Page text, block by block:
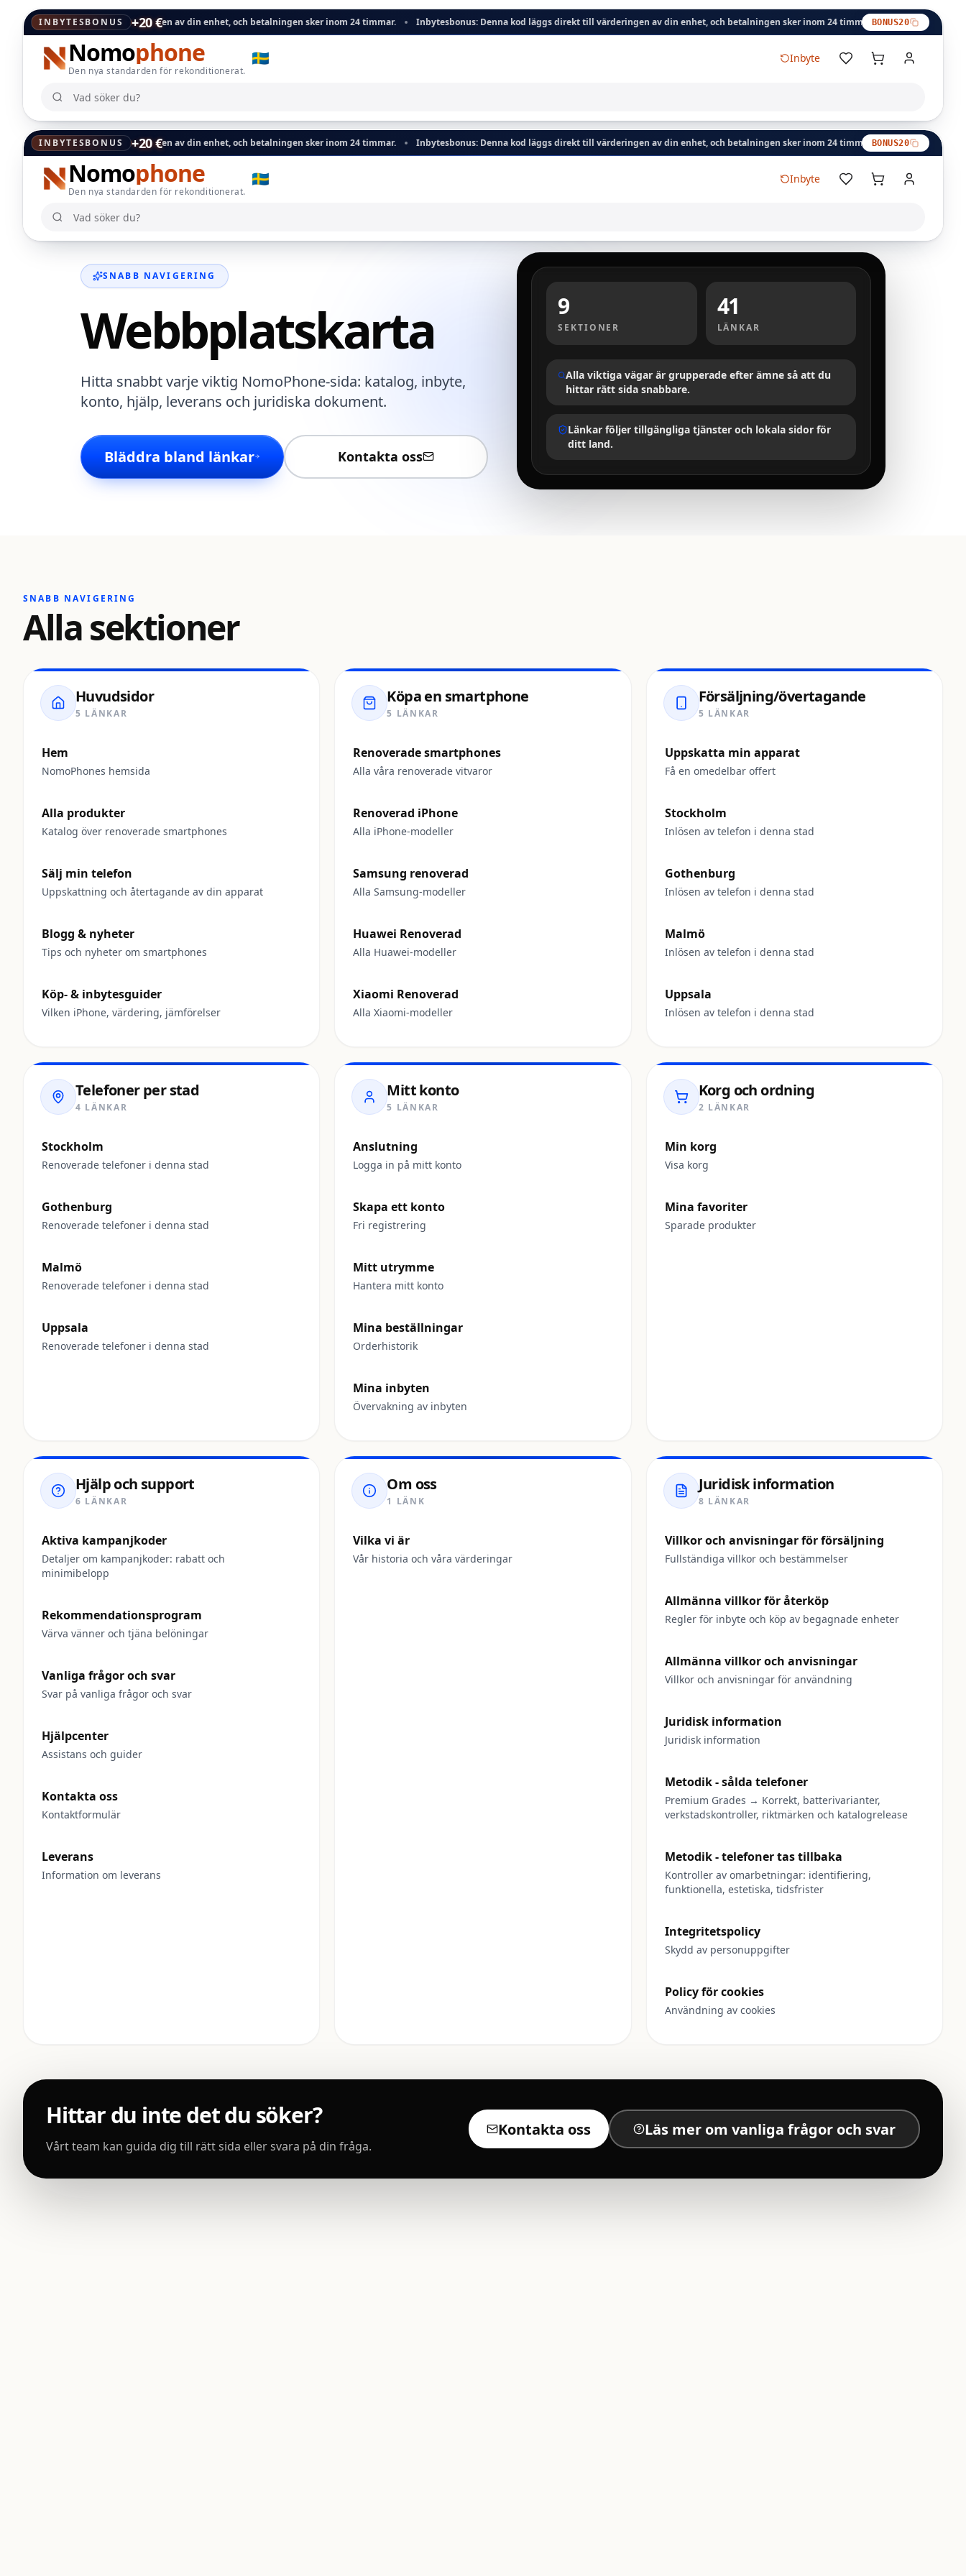
INBYTESBONUS +20 €
direkt till värderingen av din enhet, och betalningen sker inom 24 timmar. Inbytesbonus: Denna kod läggs direkt till värderingen av din enhet, och betalningen sker inom 24 timmar. Inbytesbonus: Denna kod
BONUS20
Nomophone
Den nya standarden för rekonditionerat.
🇸🇪 Inbyte
Vad söker du?
Vad söker du?
INBYTESBONUS +20 €
direkt till värderingen av din enhet, och betalningen sker inom 24 timmar. Inbytesbonus: Denna kod läggs direkt till värderingen av din enhet, och betalningen sker inom 24 timmar. Inbytesbonus: Denna kod
BONUS20
Nomophone
Den nya standarden för rekonditionerat.
🇸🇪 Inbyte
Varukorg
Vad söker du?
Vad söker du?
SNABB NAVIGERING
Webbplatskarta
Hitta snabbt varje viktig NomoPhone-sida: katalog, inbyte,
konto, hjälp, leverans och juridiska dokument.
Bläddra bland länkar Kontakta oss
9
SEKTIONER
41
LÄNKAR
Alla viktiga vägar är grupperade efter ämne så att du
hittar rätt sida snabbare.
Länkar följer tillgängliga tjänster och lokala sidor för
ditt land.
SNABB NAVIGERING
Alla sektioner
Huvudsidor
5 LÄNKAR
Hem
NomoPhones hemsida
Alla produkter
Katalog över renoverade smartphones
Sälj min telefon
Uppskattning och återtagande av din apparat
Blogg & nyheter
Tips och nyheter om smartphones
Köp- & inbytesguider
Vilken iPhone, värdering, jämförelser
Köpa en smartphone
5 LÄNKAR
Renoverade smartphones
Alla våra renoverade vitvaror
Renoverad iPhone
Alla iPhone-modeller
Samsung renoverad
Alla Samsung-modeller
Huawei Renoverad
Alla Huawei-modeller
Xiaomi Renoverad
Alla Xiaomi-modeller
Försäljning/övertagande
5 LÄNKAR
Uppskatta min apparat
Få en omedelbar offert
Stockholm
Inlösen av telefon i denna stad
Gothenburg
Inlösen av telefon i denna stad
Malmö
Inlösen av telefon i denna stad
Uppsala
Inlösen av telefon i denna stad
Telefoner per stad
4 LÄNKAR
Stockholm
Renoverade telefoner i denna stad
Gothenburg
Renoverade telefoner i denna stad
Malmö
Renoverade telefoner i denna stad
Uppsala
Renoverade telefoner i denna stad
Mitt konto
5 LÄNKAR
Anslutning
Logga in på mitt konto
Skapa ett konto
Fri registrering
Mitt utrymme
Hantera mitt konto
Mina beställningar
Orderhistorik
Mina inbyten
Övervakning av inbyten
Korg och ordning
2 LÄNKAR
Min korg
Visa korg
Mina favoriter
Sparade produkter
Hjälp och support
6 LÄNKAR
Aktiva kampanjkoder
Detaljer om kampanjkoder: rabatt och
minimibelopp
Rekommendationsprogram
Värva vänner och tjäna belöningar
Vanliga frågor och svar
Svar på vanliga frågor och svar
Hjälpcenter
Assistans och guider
Kontakta oss
Kontaktformulär
Leverans
Information om leverans
Om oss
1 LÄNK
Vilka vi är
Vår historia och våra värderingar
Juridisk information
8 LÄNKAR
Villkor och anvisningar för försäljning
Fullständiga villkor och bestämmelser
Allmänna villkor för återköp
Regler för inbyte och köp av begagnade enheter
Allmänna villkor och anvisningar
Villkor och anvisningar för användning
Juridisk information
Juridisk information
Metodik - sålda telefoner
Premium Grades → Korrekt, batterivarianter,
verkstadskontroller, riktmärken och katalogrelease
Metodik - telefoner tas tillbaka
Kontroller av omarbetningar: identifiering,
funktionella, estetiska, tidsfrister
Integritetspolicy
Skydd av personuppgifter
Policy för cookies
Användning av cookies
Hittar du inte det du söker?
Vårt team kan guida dig till rätt sida eller svara på din fråga.
Kontakta oss Läs mer om vanliga frågor och svar